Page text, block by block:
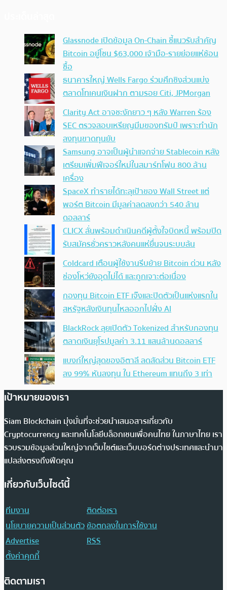
Glassnode เปิดข้อมูล On-Chain ชี้แนวรับสำคัญ
Bitcoin อยู่โซน $63,000 เจ้ามือ-รายย่อยแห่ช้อน
ซื้อ
ธนาคารใหญ่ Wells Fargo ร่วมศึกชิงส่วนแบ่ง
ตลาดโทเคนเงินฝาก ตามรอย Citi, JPMorgan
Clarity Act อาจชะงักยาว ๆ หลัง Warren ร้อง
SEC ตรวจสอบเหรียญมีมของทรัมป์ เพราะทำนัก
ลงทุนขาดทุนยับ
Samsung อาจเป็นผู้นำแจกจ่าย Stablecoin หลัง
เตรียมเพิ่มฟีเจอร์ใหม่ในสมาร์ทโฟน 800 ล้าน
เครื่อง
SpaceX ทำรายได้ทะลุเป้าของ Wall Street แต่
พอร์ต Bitcoin มีมูลค่าลดลงกว่า 540 ล้าน
ดอลลาร์
CLICX ลั่นพร้อมดำเนินคดีผู้ตั้งใจบิดหนี้ พร้อมปิด
รับสมัครชั่วคราวหลังคนแห่ยื่นจนระบบล้น
Coldcard เตือนผู้ใช้งานรีบย้าย Bitcoin ด่วน หลัง
ช่องโหว่ยังอุดไม่ได้ และถูกเจาะต่อเนื่อง
กองทุน Bitcoin ETF เจ๊งและปิดตัวเป็นแห่งแรกใน
สหรัฐหลังเงินทุนไหลออกไปฝั่ง AI
BlackRock ลุยเปิดตัว Tokenized สำหรับกองทุน
ตลาดเงินยุโรปมูลค่า 3.11 แสนล้านดอลลาร์
แบงก์ใหญ่สุดของอิตาลี ลดสัดส่วน Bitcoin ETF
ลง 99% หันลงทุน ใน Ethereum แทนถึง 3 เท่า
เป้าหมายของเรา
Siam Blockchain มุ่งมั่นที่จะช่วยนำเสนอสารเกี่ยวกับ
Cryptocurrency และเทคโนโลยีบล็อกเชนเพื่อคนไทย ในภาษาไทย เรา
รวบรวมข้อมูลส่วนใหญ่จากเว็บไซต์และเว็บบอร์ดต่างประเทศและนำมา
แปลส่งตรงถึงฟีดคุณ
เกี่ยวกับเว็บไซต์นี้
ทีมงาน
ติดต่อเรา
นโยบายความเป็นส่วนตัวข้อตกลงในการใช้งาน
Advertise
RSS
ตั้งค่าคุกกี้
ติดตามเรา